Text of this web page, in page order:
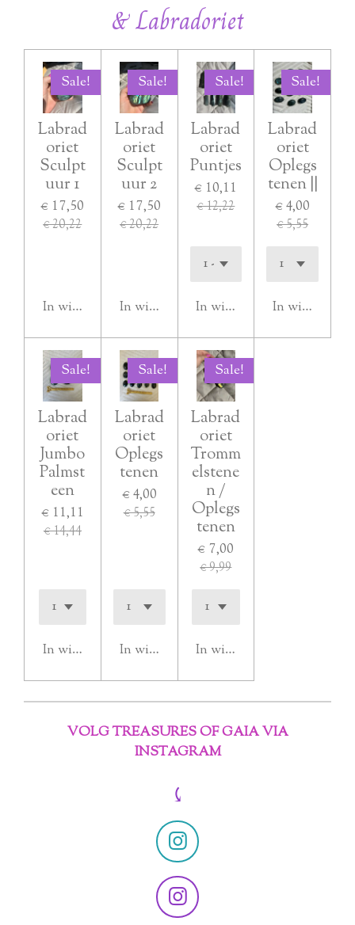
& Labradoriet
Sale!
Labrad
oriet
Sculpt
uur 1
€ 17,50
€ 20,22
In winkelwagen
Sale!
Labrad
oriet
Sculpt
uur 2
€ 17,50
€ 20,22
In winkelwagen
Sale!
Labrad
oriet
Puntjes
€ 10,11
€ 12,22
In winkelwagen
Sale!
Labrad
oriet
Oplegs
tenen ||
€ 4,00
€ 5,55
In
Sale!
Labrad
oriet
Jumbo
Palmst
een
€ 11,11
€ 14,44
In winkelwagen
Sale!
Labrad
oriet
Oplegs
tenen
€ 4,00
€ 5,55
In winkelwagen
Sale!
Labrad
oriet
Tromm
elstene
n /
Oplegs
tenen
€ 7,00
€ 9,99
In winkelwagen
VOLG TREASURES OF GAIA VIA
INSTAGRAM
⤹
I
n
s
t
I